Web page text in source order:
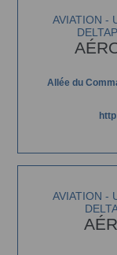
AVIATION -
Allée du
AVIATION -